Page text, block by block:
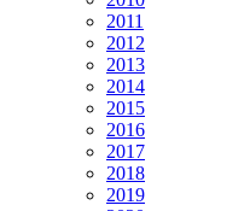
2011
2012
2013
2014
2015
2016
2017
2018
2019